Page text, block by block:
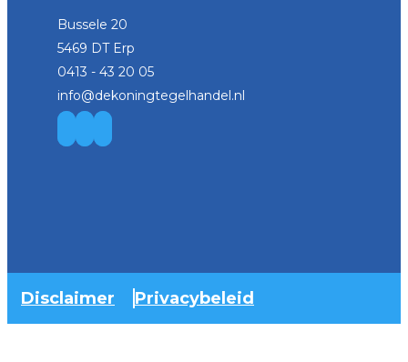
Bussele 20
5469 DT Erp
0413 - 43 20 05
info@dekoningtegelhandel.nl
Disclaimer Privacybeleid